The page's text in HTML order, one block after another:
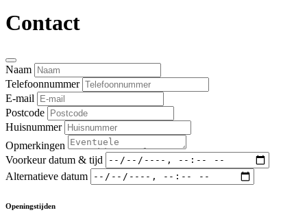
Contact
Naam
Telefoonnummer
E-mail
Postcode
Huisnummer
Opmerkingen
Voorkeur datum & tijd
Alternatieve datum
Openingstijden